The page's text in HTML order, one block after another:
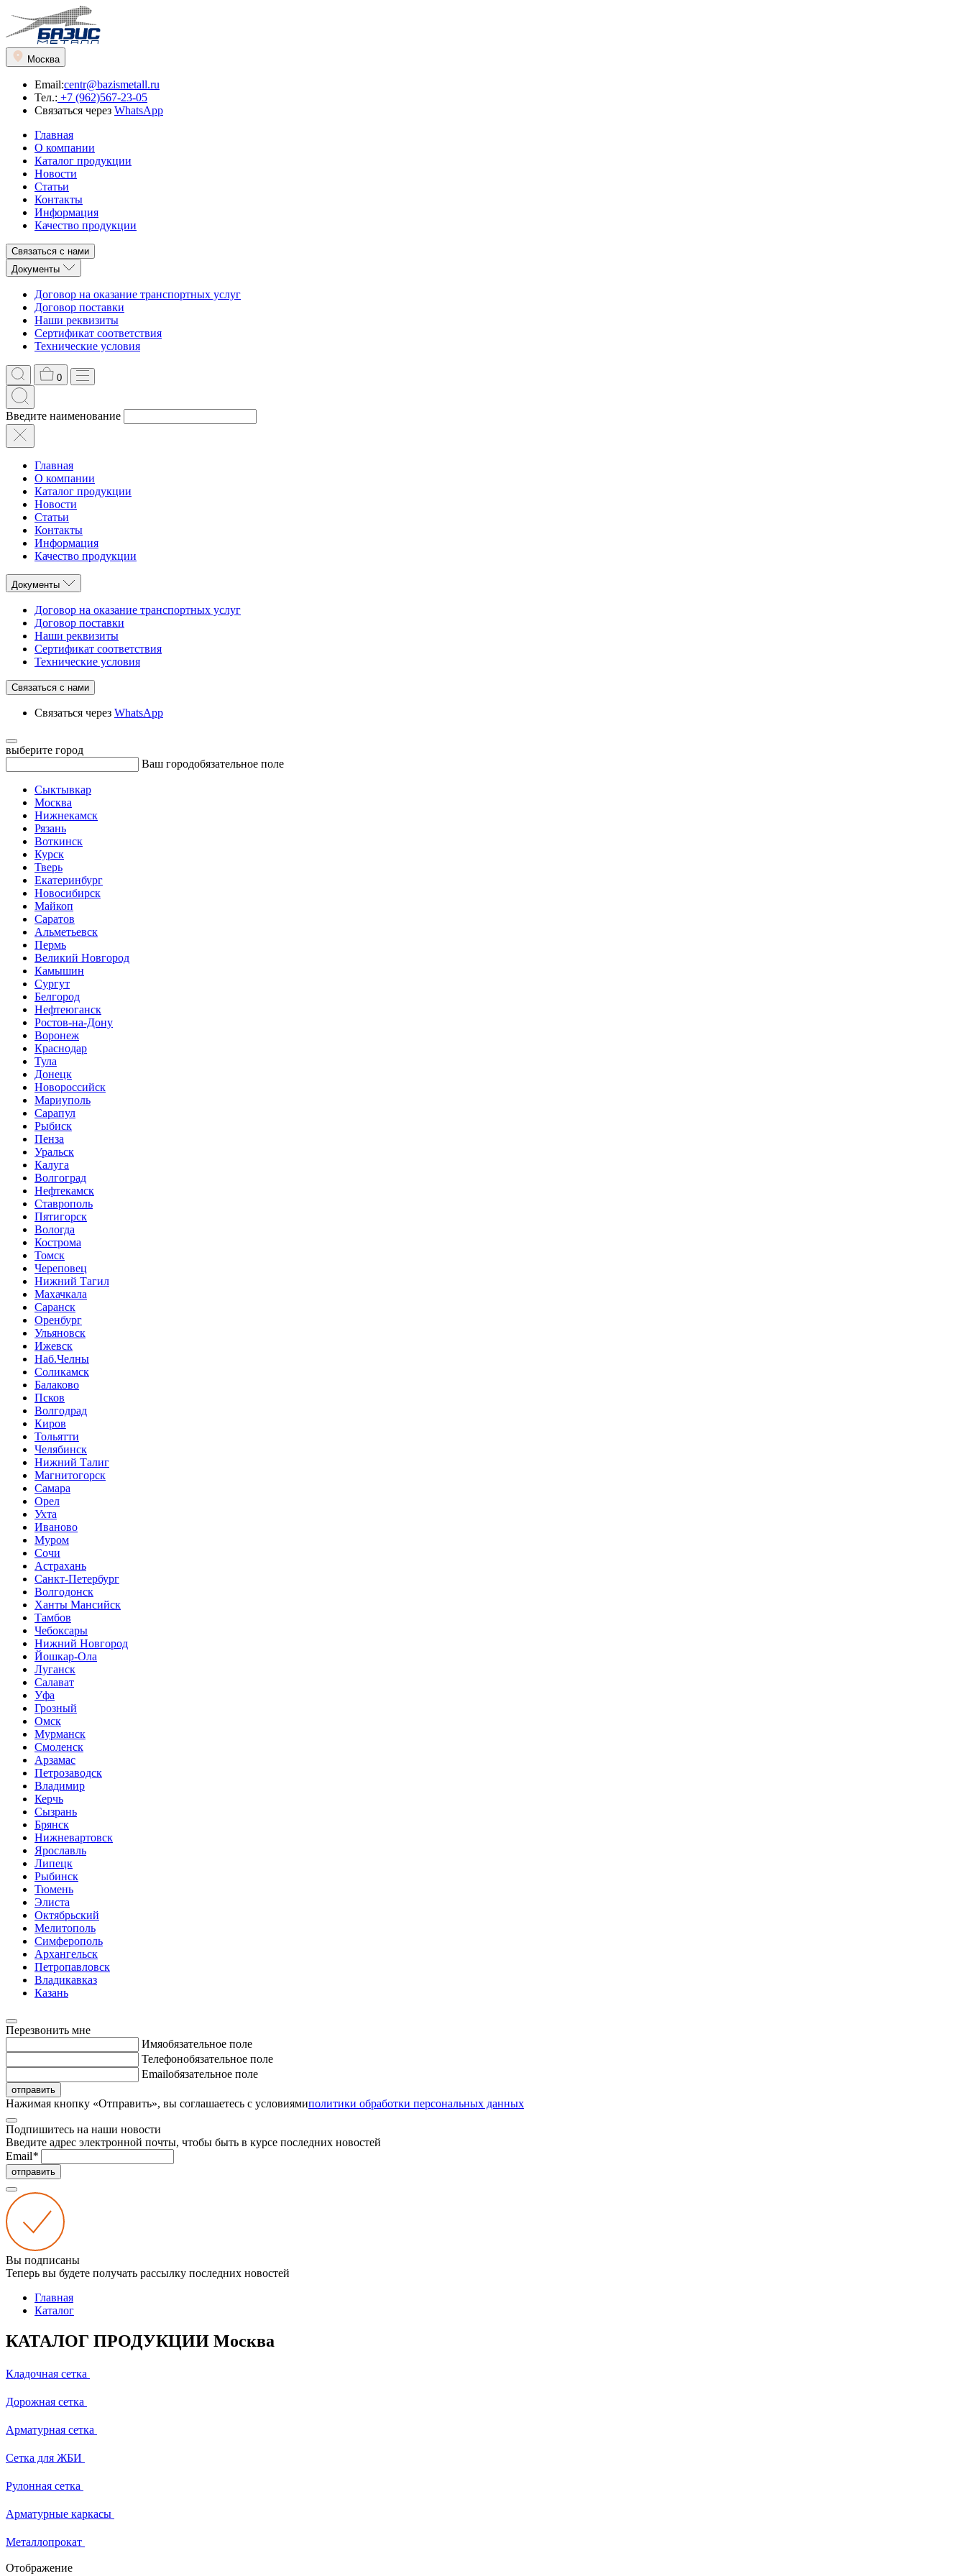
Москва
Email:centr@bazismetall.ru
Тел.: +7 (962)567-23-05
Связаться через WhatsApp
Главная
О компании
Каталог продукции
Новости
Статьи
Контакты
Информация
Качество продукции
Связаться с нами
Документы
Договор на оказание транспортных услуг
Договор поставки
Наши реквизиты
Сертификат соответствия
Технические условия
0
Введите наименование
Главная
О компании
Каталог продукции
Новости
Статьи
Контакты
Информация
Качество продукции
Документы
Договор на оказание транспортных услуг
Договор поставки
Наши реквизиты
Сертификат соответствия
Технические условия
Связаться с нами
Связаться через WhatsApp
выберите город
Ваш городобязательное поле
Сыктывкар
Москва
Нижнекамск
Рязань
Воткинск
Курск
Тверь
Екатеринбург
Новосибирск
Майкоп
Саратов
Альметьевск
Пермь
Великий Новгород
Камышин
Сургут
Белгород
Нефтеюганск
Ростов-на-Дону
Воронеж
Краснодар
Тула
Донецк
Новороссийск
Мариуполь
Сарапул
Рыбиск
Пенза
Уральск
Калуга
Волгоград
Нефтекамск
Ставрополь
Пятигорск
Вологда
Кострома
Томск
Череповец
Нижний Тагил
Махачкала
Саранск
Оренбург
Ульяновск
Ижевск
Наб.Челны
Соликамск
Балаково
Псков
Волгодрад
Киров
Тольятти
Челябинск
Нижний Талиг
Магнитогорск
Самара
Орел
Ухта
Иваново
Муром
Сочи
Астрахань
Санкт-Петербург
Волгодонск
Ханты Мансийск
Тамбов
Чебоксары
Нижний Новгород
Йошкар-Ола
Луганск
Салават
Уфа
Грозный
Омск
Мурманск
Смоленск
Арзамас
Петрозаводск
Владимир
Керчь
Сызрань
Брянск
Нижневартовск
Ярославль
Липецк
Рыбинск
Тюмень
Элиста
Октябрьский
Мелитополь
Симферополь
Архангельск
Петропавловск
Владикавказ
Казань
Перезвонить мне
Имяобязательное поле
Телефонобязательное поле
Emailобязательное поле
отправить
Нажимая кнопку «Отправить», вы соглашаетесь с условиямиполитики обработки персональных данных
Подпишитесь на наши новости
Введите адрес электронной почты, чтобы быть в курсе последних новостей
Email*
отправить
Вы подписаны
Теперь вы будете получать рассылку последних новостей
Главная
Каталог
КАТАЛОГ ПРОДУКЦИИ Москва
Кладочная сетка
Дорожная сетка
Арматурная сетка
Сетка для ЖБИ
Рулонная сетка
Арматурные каркасы
Металлопрокат
Отображение